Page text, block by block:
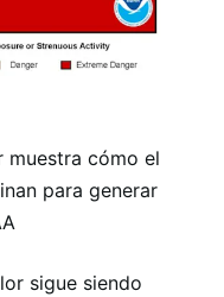
muestra cómo el
para generar
sigue siendo